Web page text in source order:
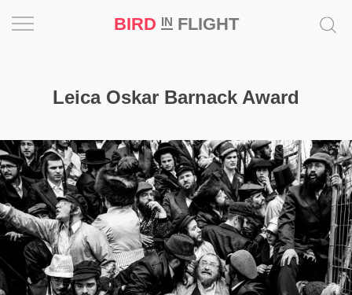
BIRD INFLIGHT
Leica Oskar Barnack Award